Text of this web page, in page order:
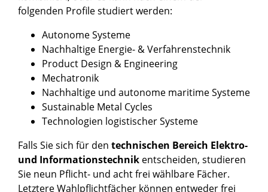
folgenden Profile studiert werden:
Autonome Systeme
Nachhaltige Energie- & Verfahrenstechnik
Product Design & Engineering
Mechatronik
Nachhaltige und autonome maritime Systeme
Sustainable Metal Cycles
Technologien logistischer Systeme
Falls Sie sich für den technischen Bereich Elektro-
und Informationstechnik entscheiden, studieren
Sie neun Pflicht- und acht frei wählbare Fächer.
Letztere Wahlpflichtfächer können entweder frei